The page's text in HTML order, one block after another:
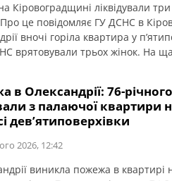
Кіровоградщині ліквідували
Про це повідомляє ГУ ДСНС в
вночі горіла квартира у
врятовували трьох жінок. На
в Олександрії: 76-
з палаючої квартири
дев’ятиповерхівки
2026, 12:42
виникла пожежа в квартирі